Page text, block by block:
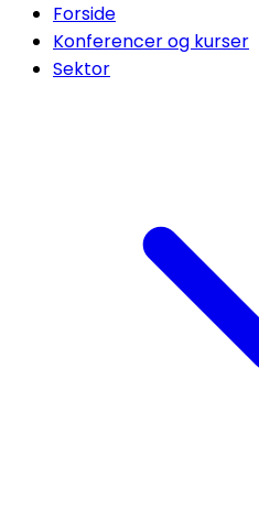
Forside
Konferencer og kurser
Sektor